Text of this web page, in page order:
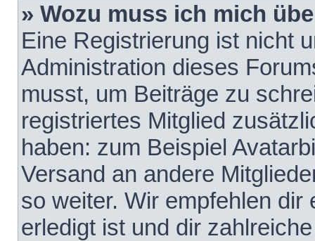
» Wozu muss ich mich
Eine Registrierung ist nicht
Administration dieses
musst, um Beiträge zu
registriertes Mitglied
haben: zum Beispiel
Versand an andere
so weiter. Wir empfehlen
erledigt ist und dir